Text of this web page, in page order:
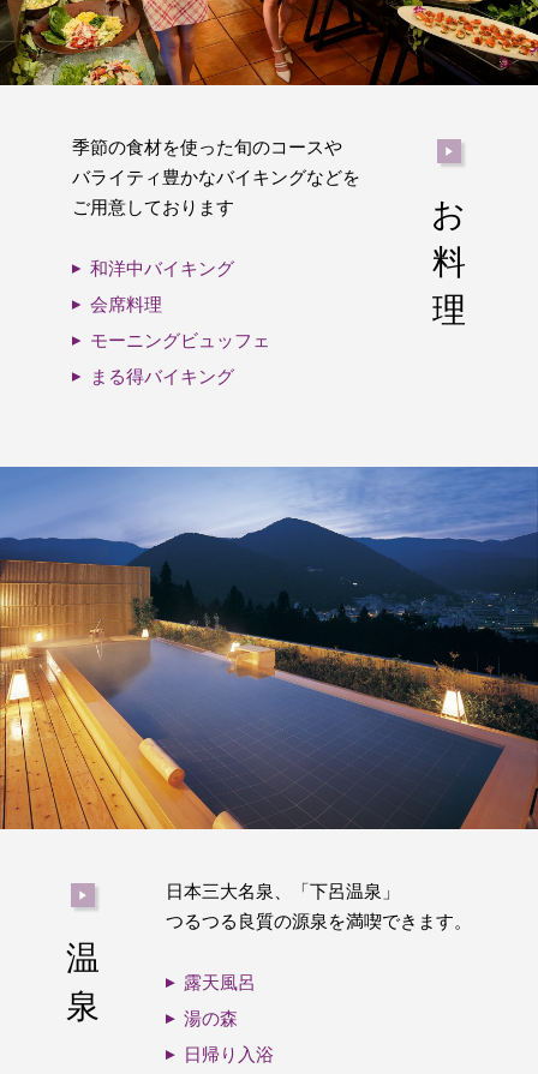
お
料
理
季節の食材を使った旬のコースや
バライティ豊かなバイキングなどを
ご用意しております
和洋中バイキング
会席料理
モーニングビュッフェ
まる得バイキング
温
泉
日本三大名泉、「下呂温泉」
つるつる良質の源泉を満喫できます。
露天風呂
湯の森
日帰り入浴